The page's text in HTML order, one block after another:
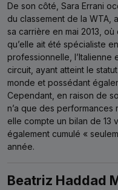
De son côté, Sara Errani
du classement de la WTA,
sa carrière en mai 2013,
qu’elle ait été spécialiste
professionnelle, l’Italienne
circuit, ayant atteint le
monde et possédant
Cependant, en raison de
n’a que des performances
elle compte un bilan de 13
également cumulé «
année.
Beatriz Haddad